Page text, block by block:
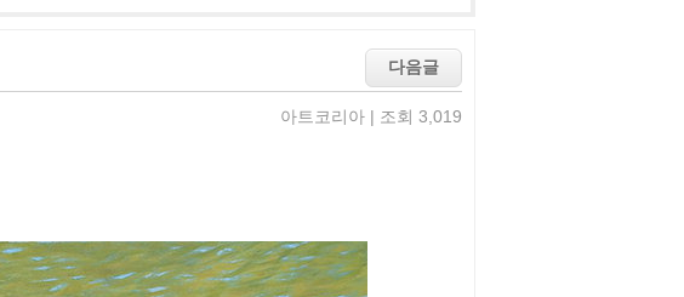
아트코리아 | 조회 3,019